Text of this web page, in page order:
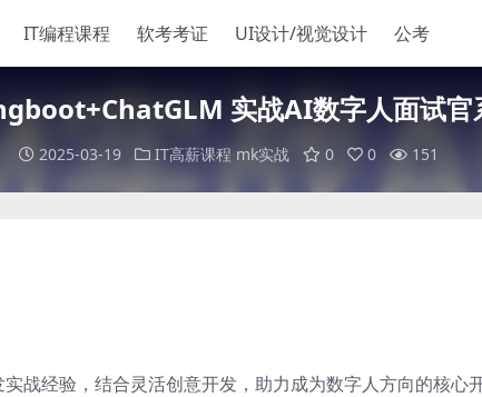
IT编程课程 软考考证 UI设计/视觉设计 公考
实战AI数字人面试官
2025-03-19 IT高薪课程 mk实战 0 0 151
战经验，结合灵活创意开发，助力成为数字人方向的核心